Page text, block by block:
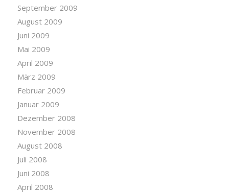
September 2009
August 2009
Juni 2009
Mai 2009
April 2009
März 2009
Februar 2009
Januar 2009
Dezember 2008
November 2008
August 2008
Juli 2008
Juni 2008
April 2008